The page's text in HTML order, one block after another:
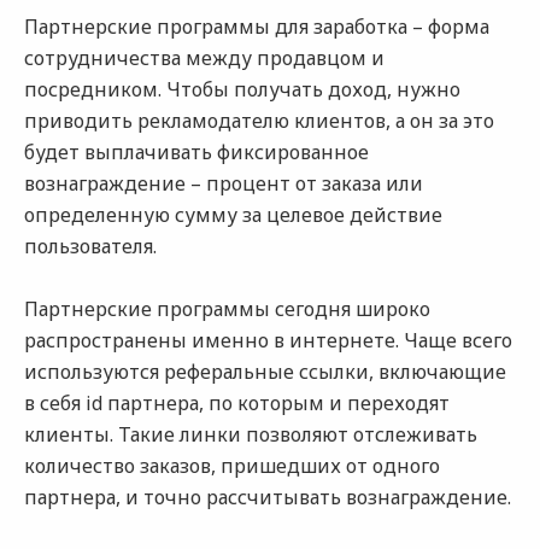
Партнерские программы для заработка – форма
сотрудничества между продавцом и
посредником. Чтобы получать доход, нужно
приводить рекламодателю клиентов, а он за это
будет выплачивать фиксированное
вознаграждение – процент от заказа или
определенную сумму за целевое действие
пользователя.
Партнерские программы сегодня широко
распространены именно в интернете. Чаще всего
используются реферальные ссылки, включающие
в себя id партнера, по которым и переходят
клиенты. Такие линки позволяют отслеживать
количество заказов, пришедших от одного
партнера, и точно рассчитывать вознаграждение.